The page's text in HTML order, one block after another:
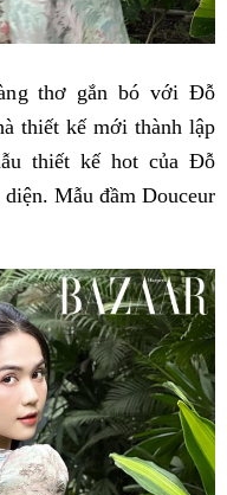
thơ gắn bó với Đỗ
thiết kế mới thành lập
thiết kế hot của Đỗ
Mẫu đầm Douceur